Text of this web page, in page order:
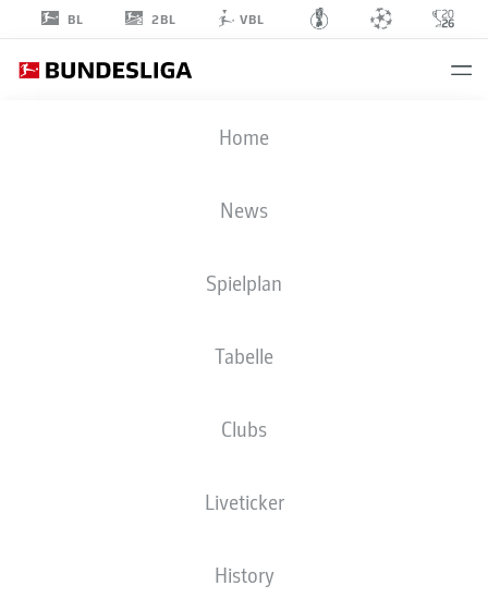
BL 2BL VBL
Home
News
Spielplan
Tabelle
Clubs
Liveticker
History
NATIONALITÄT
24.03.2007